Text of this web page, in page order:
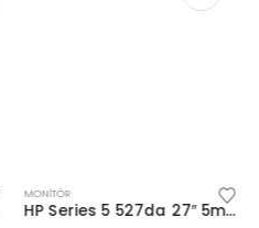
MONITÖR
HP Series 5 527da 27″ 5ms MM Hdmi IPS (B11W6AT)